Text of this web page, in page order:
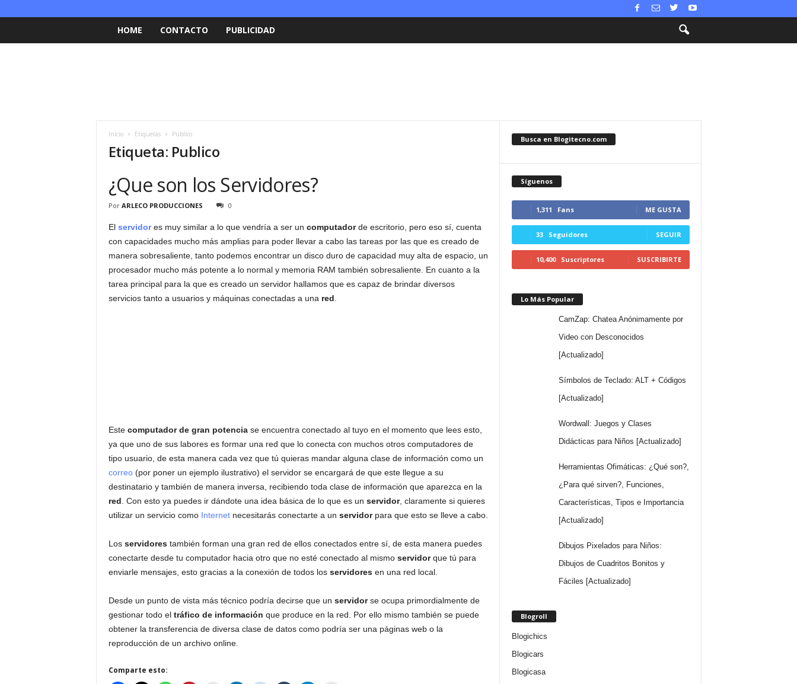
HOME CONTACTO PUBLICIDAD
Inicio Etiquetas Publico
Etiqueta: Publico
¿Que son los Servidores?
Por ARLECO PRODUCCIONES 0
El servidores muy similar a lo que vendría a ser un computadorde escritorio, pero eso sí, cuenta
con capacidades mucho más amplias para poder llevar a cabo las tareas por las que es creado de
manera sobresaliente, tanto podemos encontrar un disco duro de capacidad muy alta de espacio, un
procesador mucho más potente a lo normal y memoria RAM también sobresaliente. En cuanto a la
tarea principal para la que es creado un servidor hallamos que es capaz de brindar diversos
servicios tanto a usuarios y máquinas conectadas a una red
Este computador de gran potenciase encuentra conectado al tuyo en el momento que lees esto,
ya que uno de sus labores es formar una red que lo conecta con muchos otros computadores de
tipo usuario, de esta manera cada vez que tú quieras mandar alguna clase de información como un
correo(por poner un ejemplo ilustrativo) el servidor se encargará de que este llegue a su
destinatario y también de manera inversa, recibiendo toda clase de información que aparezca en la
red . Con esto ya puedes ir dándote una idea básica de lo que es un servidor, claramente si quieres
utilizar un servicio como Internetnecesitarás conectarte a un servidorpara que esto se lleve a cabo.
Los servidorestambién forman una gran red de ellos conectados entre sí, de esta manera puedes
conectarte desde tu computador hacia otro que no esté conectado al mismo servidorque tú para
enviarle mensajes, esto gracias a la conexión de todos los servidoresen una red local.
Desde un punto de vista más técnico podría decirse que un servidorse ocupa primordialmente de
gestionar todo el tráfico de información que produce en la red. Por ello mismo también se puede
obtener la transferencia de diversa clase de datos como podría ser una páginas web o la
reproducción de un archivo online.
Comparte esto:
Busca en Blogitecno.com
Síguenos
1,311 Fans ME GUSTA
33 Seguidores SEGUIR
10,400 Suscriptores SUSCRIBIRTE
Lo Más Popular
CamZap: Chatea Anónimamente por
Video con Desconocidos
[Actualizado]
Símbolos de Teclado: ALT + Códigos
[Actualizado]
Wordwall: Juegos y Clases
Didácticas para Niños [Actualizado]
Herramientas Ofimáticas: ¿Qué son?,
¿Para qué sirven?, Funciones,
Características, Tipos e Importancia
[Actualizado]
Dibujos Pixelados para Niños:
Dibujos de Cuadritos Bonitos y
Fáciles [Actualizado]
Blogroll
Blogichics
Blogicars
Blogicasa